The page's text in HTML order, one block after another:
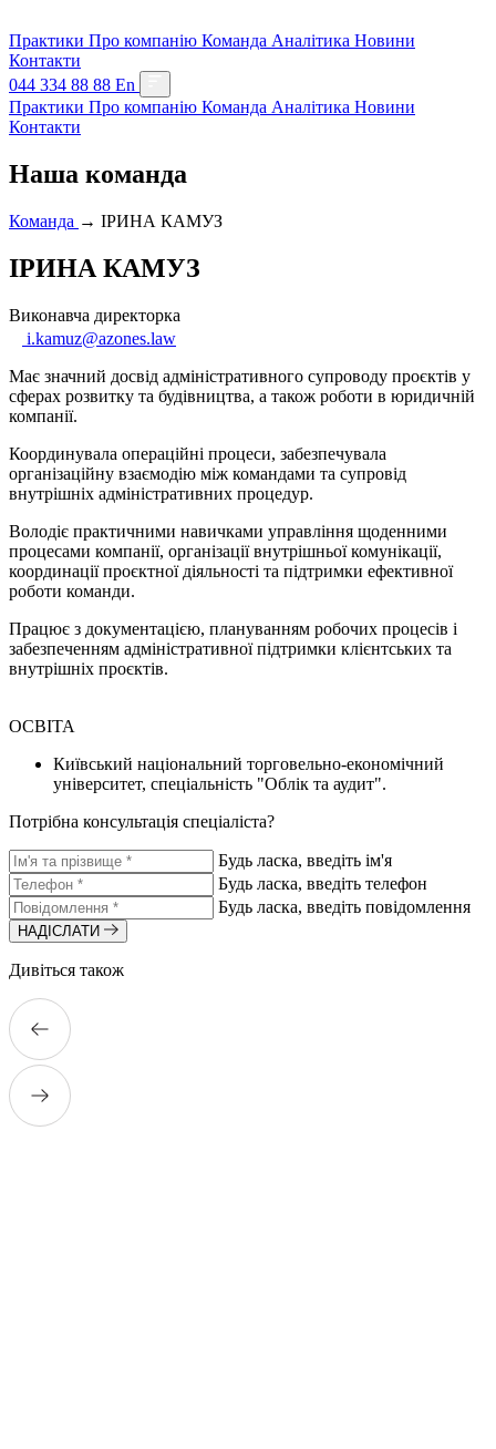
Практики Про компанію Команда Аналітика Новини
Контакти
044 334 88 88 En
Практики Про компанію Команда Аналітика Новини
Контакти
Наша команда
Команда → ІРИНА КАМУЗ
ІРИНА КАМУЗ
Виконавча директорка
i.kamuz@azones.law
Має значний досвід адміністративного супроводу проєктів у
сферах розвитку та будівництва, а також роботи в юридичній
компанії.
Координувала операційні процеси, забезпечувала
організаційну взаємодію між командами та супровід
внутрішніх адміністративних процедур.
Володіє практичними навичками управління щоденними
процесами компанії, організації внутрішньої комунікації,
координації проєктної діяльності та підтримки ефективної
роботи команди.
Працює з документацією, плануванням робочих процесів і
забезпеченням адміністративної підтримки клієнтських та
внутрішніх проєктів.
ОСВІТА
Київський національний торговельно-економічний
університет, спеціальність "Облік та аудит".
Потрібна консультація спеціаліста?
Будь ласка, введіть ім'я
Будь ласка, введіть телефон
Будь ласка, введіть повідомлення
НАДІСЛАТИ
Дивіться також